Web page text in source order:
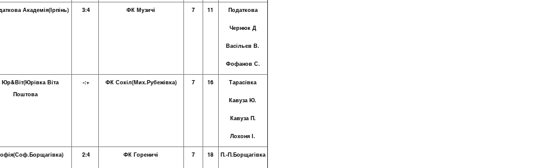
Фортуна" Буча Фіналіст Меморіалу Олега Макарова сезону 2025/2026
Академія(Ірпінь) 3:4 ФК Музичі 7 11 Податкова
Чернюк Д
Васільєв В.
Фофанов С.
Юр&Віт(Юрівка Віта
Поштова
-:+ ФК Сокіл(Мих.Рубежівка) 7 16 Тарасівка
Кавуза Ю.
Кавуза П.
Лохоня І.
2:4 ФК Гореничі 7 18 П.-П.Борщагівка